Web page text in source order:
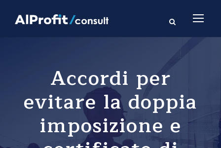
Accordi per
evitare la doppia
imposizione e